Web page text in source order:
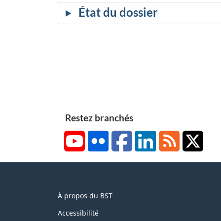
Restez branchés
YouTubeFlickr FacebookLinkedInRSS
this
site
À propos du BST
Accessibilité